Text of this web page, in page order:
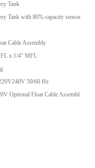
Tank
Tank with 80% capacity sensor
Cable Assembly
x 1/4" MFL
50/60 Hz
Optional Float Cable Assembl